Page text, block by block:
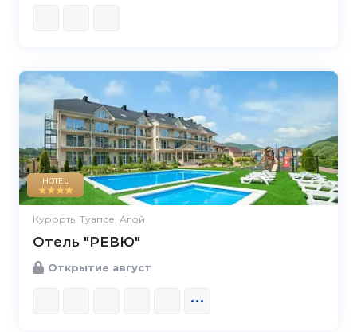
HOTEL
Курорты Туапсе, Агой
Отель "РЕВЮ"
Открытие август